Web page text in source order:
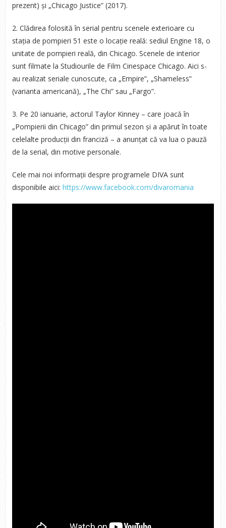
prezent) și „Chicago Justice” (2017).
2. Clădirea folosită în serial pentru scenele exterioare cu
stația de pompieri 51 este o locație reală: sediul Engine 18, o
unitate de pompieri reală, din Chicago. Scenele de interior
sunt filmate la Studiourile de Film Cinespace Chicago. Aici s-
au realizat seriale cunoscute, ca „Empire”, „Shameless”
(varianta americană), „The Chi” sau „Fargo”.
3. Pe 20 ianuarie, actorul Taylor Kinney – care joacă în
„Pompierii din Chicago” din primul sezon și a apărut în toate
celelalte producții din franciză – a anunțat că va lua o pauză
de la serial, din motive personale.
Cele mai noi informații despre programele DIVA sunt
disponibile aici: https://www.facebook.com/divaromania